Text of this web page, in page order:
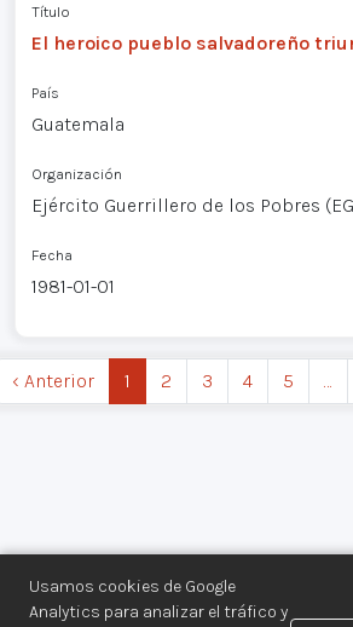
Usamos cookies de Google
Analytics para analizar el tráfico y
Título
El heroico pueblo salvadoreño
País
Guatemala
Organización
Ejército Guerrillero de los Pobres
Fecha
1981-01-01
‹ Anterior 1 2 3 4 5 …